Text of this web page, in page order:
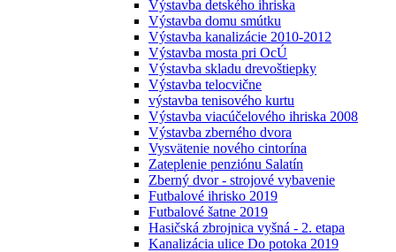
Výstavba detského ihriska
Výstavba domu smútku
Výstavba kanalizácie 2010-2012
Výstavba mosta pri OcÚ
Výstavba skladu drevoštiepky
Výstavba telocvične
výstavba tenisového kurtu
Výstavba viacúčelového ihriska 2008
Výstavba zberného dvora
Vysvätenie nového cintorína
Zateplenie penziónu Salatín
Zberný dvor - strojové vybavenie
Futbalové ihrisko 2019
Futbalové šatne 2019
Hasičská zbrojnica vyšná - 2. etapa
Kanalizácia ulice Do potoka 2019